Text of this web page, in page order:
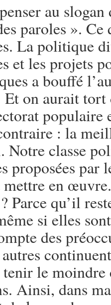
au
paroles ».
La politique
et les projets
a bouffé
on aurait
: la
Notre classe
proposées
en
Parce qu’il
si elles
des
tenir le
Ainsi, dans